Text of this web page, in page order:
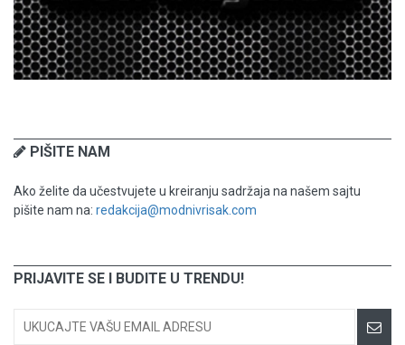
PIŠITE NAM
Ako želite da učestvujete u kreiranju sadržaja na našem sajtu
pišite nam na: redakcija@modnivrisak.com
PRIJAVITE SE I BUDITE U TRENDU!